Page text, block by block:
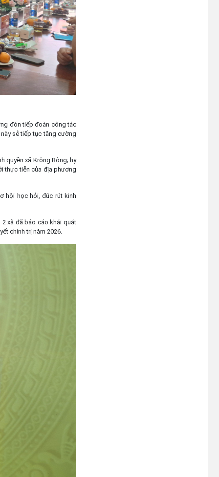
đón tiếp đoàn công tác
sẻ tiếp tục tăng cường
quyền xã Krông Bông; hy
thực tiễn của địa phương
hội học hỏi, đúc rút kinh
2 xã đã báo cáo khái quát
chính trị năm 2026.